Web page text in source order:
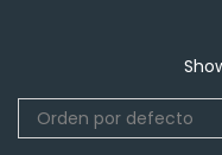
Orden por defecto